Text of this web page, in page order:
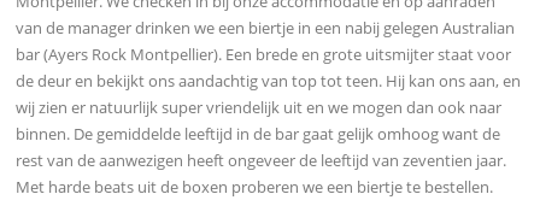
van de manager drinken we een biertje in een nabij gelegen Australian
bar (Ayers Rock Montpellier). Een brede en grote uitsmijter staat voor
de deur en bekijkt ons aandachtig van top tot teen. Hij kan ons aan, en
wij zien er natuurlijk super vriendelijk uit en we mogen dan ook naar
binnen. De gemiddelde leeftijd in de bar gaat gelijk omhoog want de
rest van de aanwezigen heeft ongeveer de leeftijd van zeventien jaar.
Met harde beats uit de boxen proberen we een biertje te bestellen.